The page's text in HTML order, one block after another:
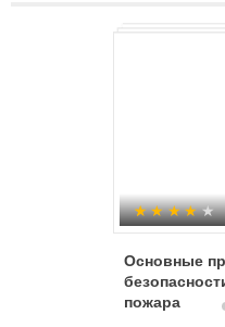
Основные
пожара